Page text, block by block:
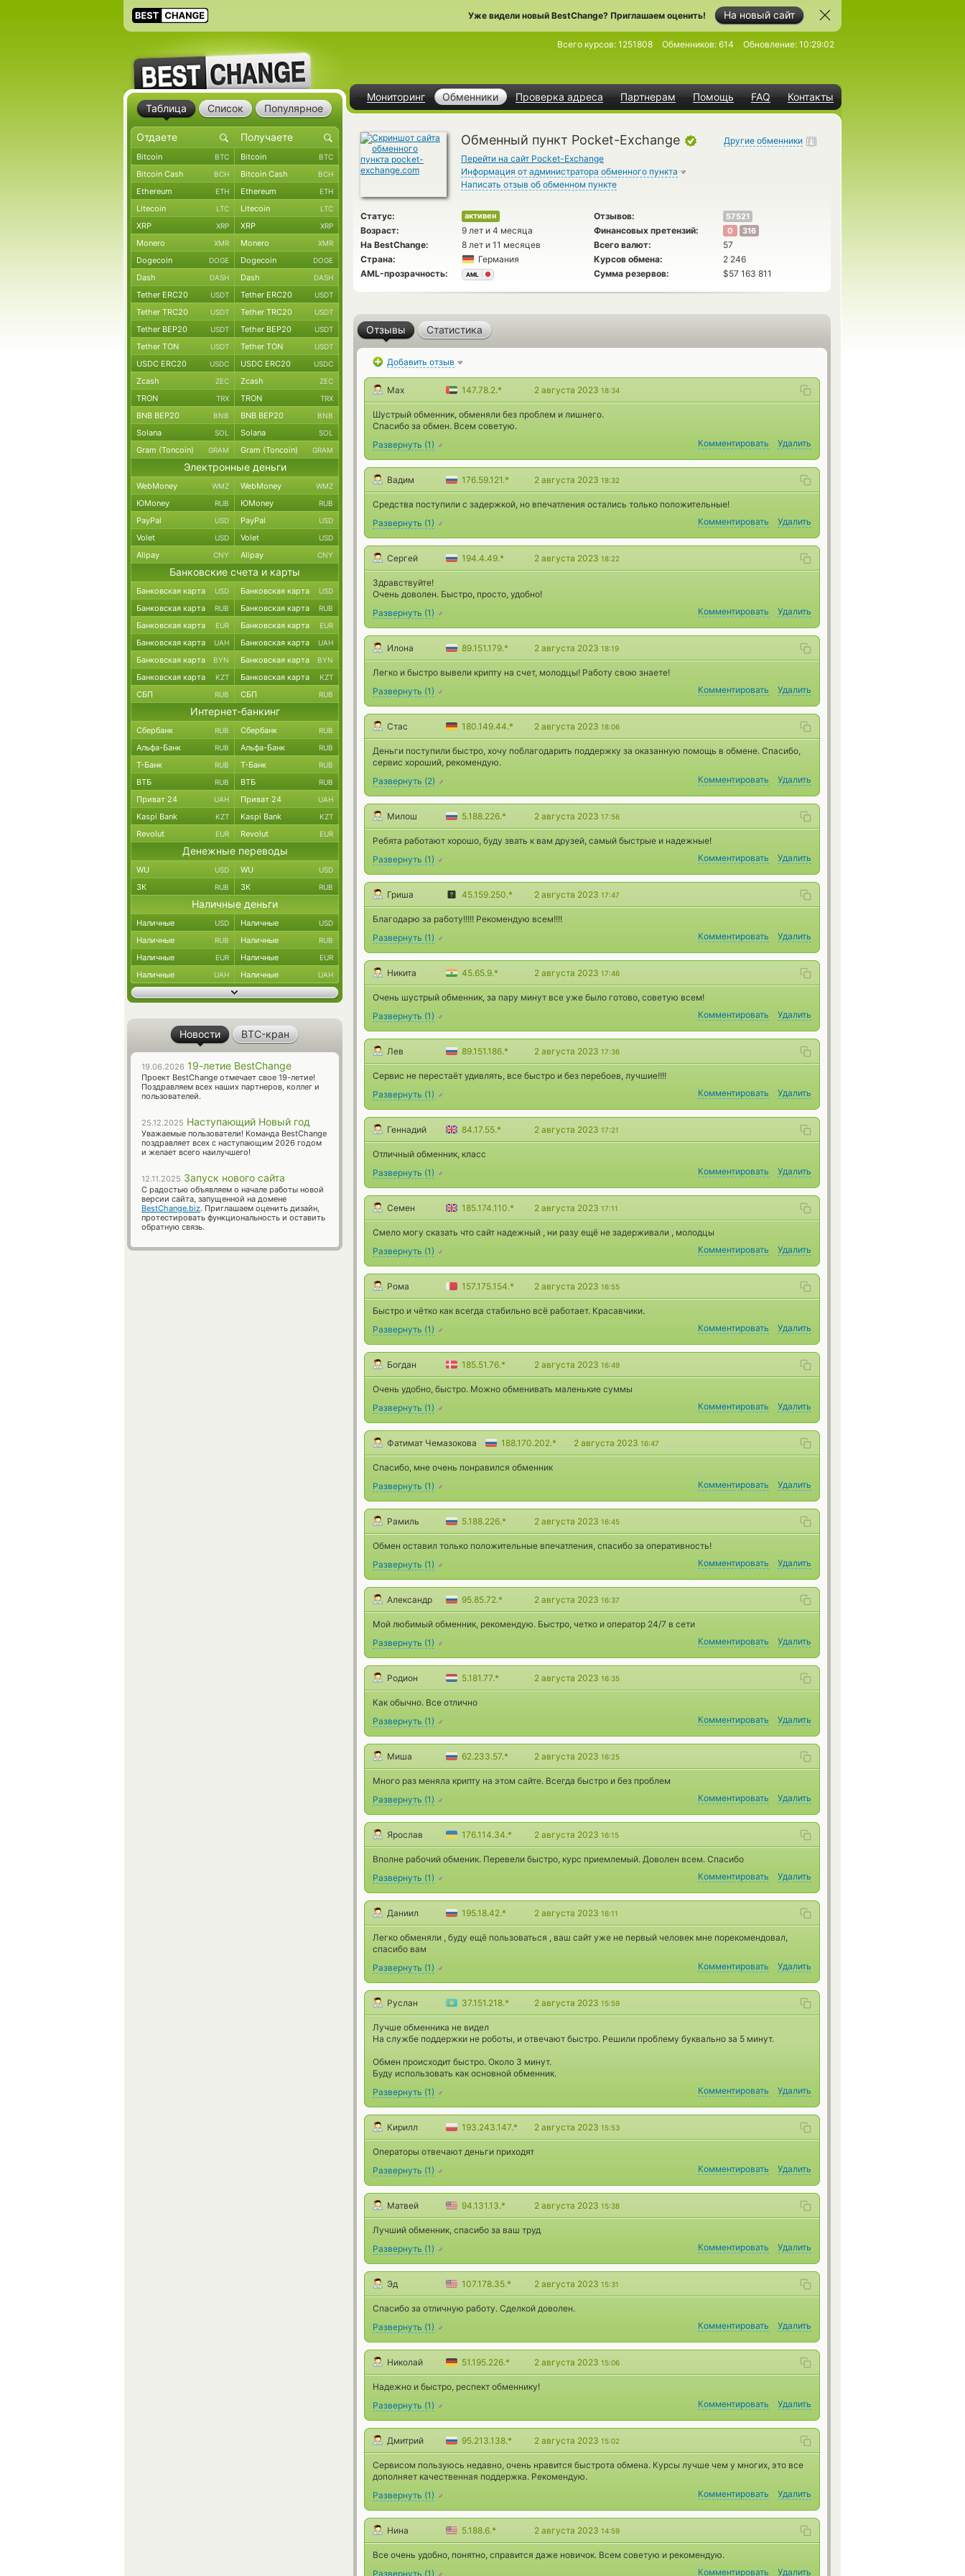
На новый сайт
Уже видели новый BestChange? Приглашаем оценить!
Мониторинг Обменники Проверка адреса Партнерам Помощь FAQ Контакты
Всего курсов: 1251808 Обменников: 614 Обновление: 10:29:02
Обменный пункт Pocket-Exchange
Перейти на сайт Pocket-Exchange
Информация от администратора обменного пункта
Написать отзыв об обменном пункте
Другие обменники
Статус: активен Отзывов: 57521
Возраст: 9 лет и 4 месяца Финансовых претензий: 0 316
На BestChange: 8 лет и 11 месяцев Всего валют:
57
Страна:
Германия Курсов обмена:
2 246
AML-прозрачность:
AML Сумма резервов: $57 163 811
Отзывы Статистика
Добавить отзыв
Max 147.78.2.* 2 августа 2023 18:34
Шустрый обменник, обменяли без проблем и лишнего.
Спасибо за обмен. Всем советую.
Развернуть (1) Комментировать Удалить
Вадим 176.59.121.* 2 августа 2023 18:32
Средства поступили с задержкой, но впечатления остались только положительные!
Развернуть (1) Комментировать Удалить
Сергей 194.4.49.* 2 августа 2023 18:22
Здравствуйте!
Очень доволен. Быстро, просто, удобно!
Развернуть (1) Комментировать Удалить
Илона 89.151.179.* 2 августа 2023 18:19
Легко и быстро вывели крипту на счет, молодцы! Работу свою знаете!
Развернуть (1) Комментировать Удалить
Стас 180.149.44.* 2 августа 2023 18:06
Деньги поступили быстро, хочу поблагодарить поддержку за оказанную помощь в обмене. Спасибо,
сервис хороший, рекомендую.
Развернуть (2) Комментировать Удалить
Милош 5.188.226.* 2 августа 2023 17:56
Ребята работают хорошо, буду звать к вам друзей, самый быстрые и надежные!
Развернуть (1) Комментировать Удалить
Гриша 45.159.250.* 2 августа 2023 17:47
Благодарю за работу!!!!! Рекомендую всем!!!!
Развернуть (1) Комментировать Удалить
Никита 45.65.9.* 2 августа 2023 17:46
Очень шустрый обменник, за пару минут все уже было готово, советую всем!
Развернуть (1) Комментировать Удалить
Лев 89.151.186.* 2 августа 2023 17:36
Сервис не перестаёт удивлять, все быстро и без перебоев, лучшие!!!!
Развернуть (1) Комментировать Удалить
Геннадий 84.17.55.* 2 августа 2023 17:21
Отличный обменник, класс
Развернуть (1) Комментировать Удалить
Семен 185.174.110.* 2 августа 2023 17:11
Смело могу сказать что сайт надежный , ни разу ещё не задерживали , молодцы
Развернуть (1) Комментировать Удалить
Рома 157.175.154.* 2 августа 2023 16:55
Быстро и чётко как всегда стабильно всё работает. Красавчики.
Развернуть (1) Комментировать Удалить
Богдан 185.51.76.* 2 августа 2023 16:49
Очень удобно, быстро. Можно обменивать маленькие суммы
Развернуть (1) Комментировать Удалить
Фатимат Чемазокова 188.170.202.* 2 августа 2023 16:47
Спасибо, мне очень понравился обменник
Развернуть (1) Комментировать Удалить
Рамиль 5.188.226.* 2 августа 2023 16:45
Обмен оставил только положительные впечатления, спасибо за оперативность!
Развернуть (1) Комментировать Удалить
Александр 95.85.72.* 2 августа 2023 16:37
Мой любимый обменник, рекомендую. Быстро, четко и оператор 24/7 в сети
Развернуть (1) Комментировать Удалить
Родион 5.181.77.* 2 августа 2023 16:35
Как обычно. Все отлично
Развернуть (1) Комментировать Удалить
Миша 62.233.57.* 2 августа 2023 16:25
Много раз меняла крипту на этом сайте. Всегда быстро и без проблем
Развернуть (1) Комментировать Удалить
Ярослав 176.114.34.* 2 августа 2023 16:15
Вполне рабочий обменик. Перевели быстро, курс приемлемый. Доволен всем. Спасибо
Развернуть (1) Комментировать Удалить
Даниил 195.18.42.* 2 августа 2023 16:11
Легко обменяли , буду ещё пользоваться , ваш сайт уже не первый человек мне порекомендовал,
спасибо вам
Развернуть (1) Комментировать Удалить
Руслан 37.151.218.* 2 августа 2023 15:59
Лучше обменника не видел
На службе поддержки не роботы, и отвечают быстро. Решили проблему буквально за 5 минут.
Обмен происходит быстро. Около 3 минут.
Буду использовать как основной обменник.
Развернуть (1) Комментировать Удалить
Кирилл 193.243.147.* 2 августа 2023 15:53
Операторы отвечают деньги приходят
Развернуть (1) Комментировать Удалить
Матвей 94.131.13.* 2 августа 2023 15:38
Лучший обменник, спасибо за ваш труд
Развернуть (1) Комментировать Удалить
Эд 107.178.35.* 2 августа 2023 15:31
Спасибо за отличную работу. Сделкой доволен.
Развернуть (1) Комментировать Удалить
Николай 51.195.226.* 2 августа 2023 15:06
Надежно и быстро, респект обменнику!
Развернуть (1) Комментировать Удалить
Дмитрий 95.213.138.* 2 августа 2023 15:02
Сервисом пользуюсь недавно, очень нравится быстрота обмена. Курсы лучше чем у многих, это все
дополняет качественная поддержка. Рекомендую.
Развернуть (1) Комментировать Удалить
Нина 5.188.6.* 2 августа 2023 14:59
Все очень удобно, понятно, справится даже новичок. Всем советую и рекомендую.
Развернуть (1) Комментировать Удалить
Таблица Список Популярное
Bitcoin BTC Bitcoin BTC
Bitcoin Cash BCH Bitcoin Cash BCH
Ethereum ETH Ethereum ETH
Litecoin LTC Litecoin LTC
XRP XRP XRP XRP
Monero XMR Monero XMR
Dogecoin DOGE Dogecoin DOGE
Dash DASH Dash DASH
Tether ERC20 USDT Tether ERC20 USDT
Tether TRC20 USDT Tether TRC20 USDT
Tether BEP20 USDT Tether BEP20 USDT
Tether TON USDT Tether TON USDT
USDC ERC20 USDC USDC ERC20 USDC
Zcash ZEC Zcash ZEC
TRON TRX TRON TRX
BNB BEP20 BNB BNB BEP20 BNB
Solana SOL Solana SOL
Gram (Toncoin) GRAM Gram (Toncoin) GRAM
Электронные деньги
WebMoney WMZ WebMoney WMZ
ЮMoney RUB ЮMoney RUB
PayPal USD PayPal USD
Volet USD Volet USD
Alipay CNY Alipay CNY
Банковские счета и карты
Банковская карта USD Банковская карта USD
Банковская карта RUB Банковская карта RUB
Банковская карта EUR Банковская карта EUR
Банковская карта UAH Банковская карта UAH
Банковская карта BYN Банковская карта BYN
Банковская карта KZT Банковская карта KZT
СБП RUB СБП RUB
Интернет-банкинг
Сбербанк RUB Сбербанк RUB
Альфа-Банк RUB Альфа-Банк RUB
Т-Банк RUB Т-Банк RUB
ВТБ RUB ВТБ RUB
Приват 24 UAH Приват 24 UAH
Kaspi Bank KZT Kaspi Bank KZT
Revolut EUR Revolut EUR
Денежные переводы
WU USD WU USD
ЗК RUB ЗК RUB
Наличные деньги
Наличные USD Наличные USD
Наличные RUB Наличные RUB
Наличные EUR Наличные EUR
Наличные UAH Наличные UAH
Новости BTC-кран
19.06.2026 19-летие BestChange
Проект BestChange отмечает свое 19-летие!
Поздравляем всех наших партнеров, коллег и
пользователей.
25.12.2025 Наступающий Новый год
Уважаемые пользователи! Команда BestChange
поздравляет всех с наступающим 2026 годом
и желает всего наилучшего!
12.11.2025 Запуск нового сайта
С радостью объявляем о начале работы новой
версии сайта, запущенной на домене
BestChange.biz. Приглашаем оценить дизайн,
протестировать функциональность и оставить
обратную связь.